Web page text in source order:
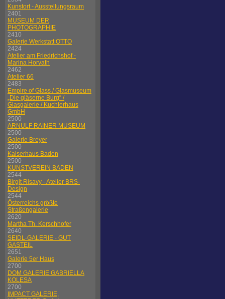
Kunstort - Ausstellungsraum
2401
MUSEUM DER
PHOTOGRAPHIE
2410
Galerie Werkstatt OTTO
2424
Atelier am Friedrichshof -
Marina Horvath
2462
Atelier 66
2483
Empire of Glass / Glasmuseum
„Die gläserne Burg“ /
Glasgalerie / Kuchlerhaus
GmbH
2500
ARNULF RAINER MUSEUM
2500
Galerie Breyer
2500
Kaiserhaus Baden
2500
KUNSTVEREIN BADEN
2544
Birgit Risavy - Atelier BRS-
Design
2544
Österreichs größte
Straßengalerie
2620
Martha Th. Kerschhofer
2640
SEIDL-GALERIE - GUT
GASTEIL
2651
Galerie 5er Haus
2700
DOM GALERIE GABRIELLA
KOLESA
2700
IMPACT GALERIE,